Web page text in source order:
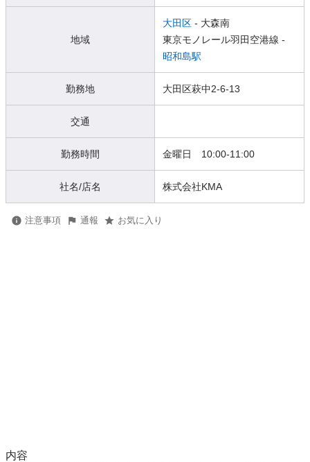
地域
大田区 - 大森南
東京モノレール羽田空港線 -
昭和島駅
勤務地 大田区萩中2-6-13
交通
勤務時間 金曜日 10:00-11:00
社名/店名 株式会社KMA
注意事項 通報 お気に入り
内容